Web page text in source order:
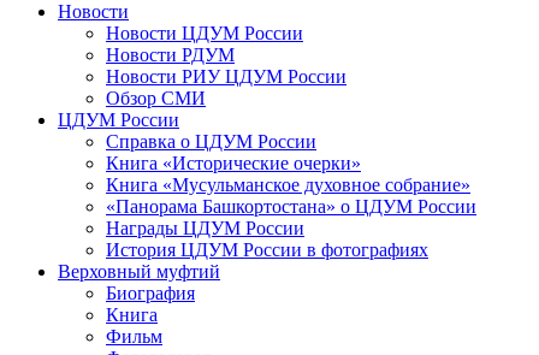
Новости
Новости ЦДУМ России
Новости РДУМ
Новости РИУ ЦДУМ России
Обзор СМИ
ЦДУМ России
Справка о ЦДУМ России
Книга «Исторические очерки»
Книга «Мусульманское духовное собрание»
«Панорама Башкортостана» о ЦДУМ России
Награды ЦДУМ России
История ЦДУМ России в фотографиях
Верховный муфтий
Биография
Книга
Фильм